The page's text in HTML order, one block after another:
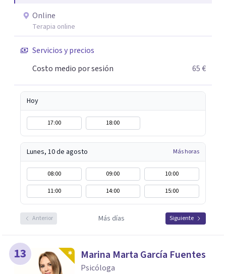
Online
Terapia online
Servicios y precios
Costo medio por sesión
65 €
Hoy
17:00 18:00
Lunes, 10 de agosto Más horas
08:00 09:00
10:00
11:00
14:00 15:00
Anterior Más días Siguiente
13 Marina Marta García Fuentes
Psicóloga